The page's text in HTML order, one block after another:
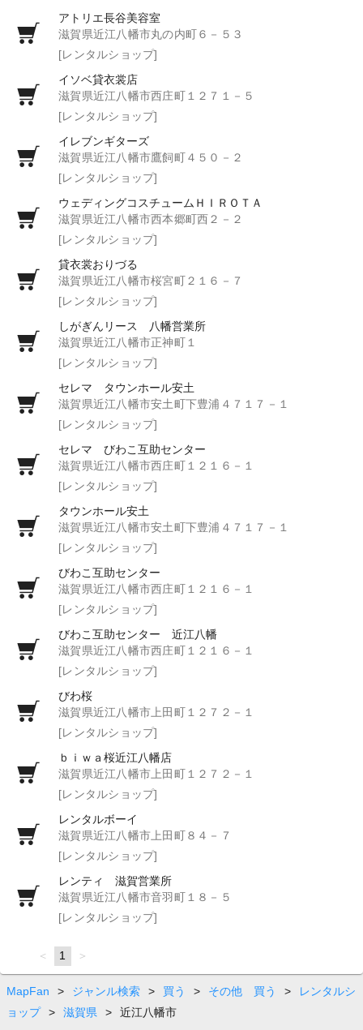
アトリエ長谷美容室
滋賀県近江八幡市丸の内町６－５３
[レンタルショップ]
イソベ貸衣裳店
滋賀県近江八幡市西庄町１２７１－５
[レンタルショップ]
イレブンギターズ
滋賀県近江八幡市鷹飼町４５０－２
[レンタルショップ]
ウェディングコスチュームＨＩＲＯＴＡ
滋賀県近江八幡市西本郷町西２－２
[レンタルショップ]
貸衣裳おりづる
滋賀県近江八幡市桜宮町２１６－７
[レンタルショップ]
しがぎんリース 八幡営業所
滋賀県近江八幡市正神町１
[レンタルショップ]
セレマ タウンホール安土
滋賀県近江八幡市安土町下豊浦４７１７－１
[レンタルショップ]
セレマ びわこ互助センター
滋賀県近江八幡市西庄町１２１６－１
[レンタルショップ]
タウンホール安土
滋賀県近江八幡市安土町下豊浦４７１７－１
[レンタルショップ]
びわこ互助センター
滋賀県近江八幡市西庄町１２１６－１
[レンタルショップ]
びわこ互助センター 近江八幡
滋賀県近江八幡市西庄町１２１６－１
[レンタルショップ]
びわ桜
滋賀県近江八幡市上田町１２７２－１
[レンタルショップ]
ｂｉｗａ桜近江八幡店
滋賀県近江八幡市上田町１２７２－１
[レンタルショップ]
レンタルボーイ
滋賀県近江八幡市上田町８４－７
[レンタルショップ]
レンティ 滋賀営業所
滋賀県近江八幡市音羽町１８－５
[レンタルショップ]
page
You're
on
page
1 page
MapFan > ジャンル検索 > 買う > その他 買う >
レンタルシ
ョップ
> 滋賀県 > 近江八幡市